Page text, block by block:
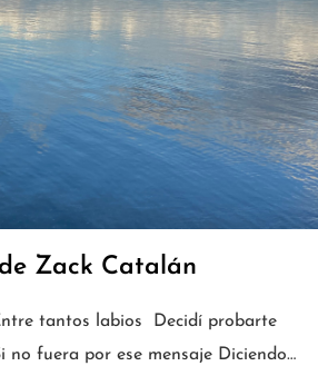
Zack Catalán
tantos labios Decidí probarte
no fuera por ese mensaje Diciendo…